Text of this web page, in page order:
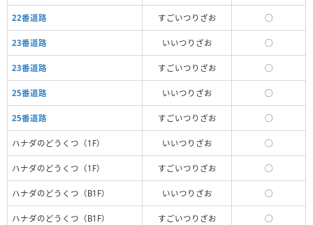
22番道路 すごいつりざお ◯
23番道路 いいつりざお ◯
23番道路 すごいつりざお ◯
25番道路 いいつりざお ◯
25番道路 すごいつりざお ◯
ハナダのどうくつ（1F） いいつりざお ◯
ハナダのどうくつ（1F） すごいつりざお ◯
ハナダのどうくつ（B1F） いいつりざお ◯
ハナダのどうくつ（B1F） すごいつりざお ◯